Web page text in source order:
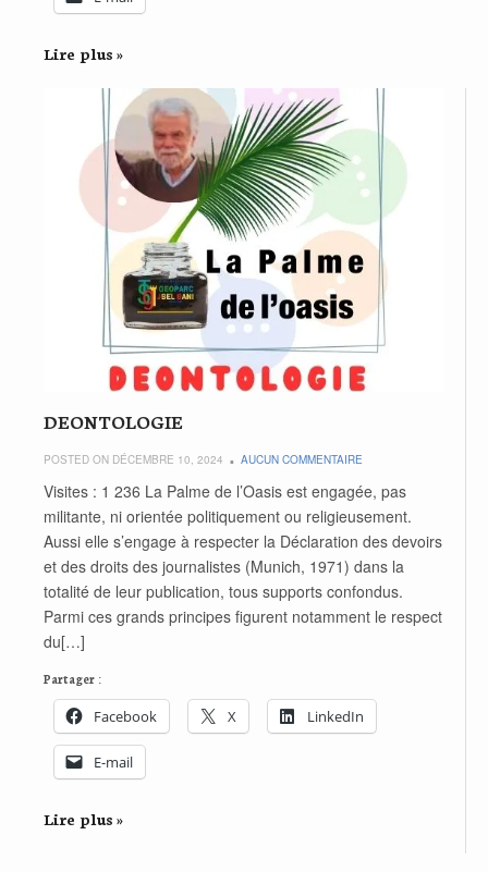
Lire plus »
DEONTOLOGIE
POSTED ON DÉCEMBRE 10, 2024 AUCUN COMMENTAIRE
Visites : 1 236 La Palme de l’Oasis est engagée, pas
militante, ni orientée politiquement ou religieusement.
Aussi elle s’engage à respecter la Déclaration des devoirs
et des droits des journalistes (Munich, 1971) dans la
totalité de leur publication, tous supports confondus.
Parmi ces grands principes figurent notamment le respect
du[…]
Partager :
Facebook X LinkedIn
E-mail
Lire plus »